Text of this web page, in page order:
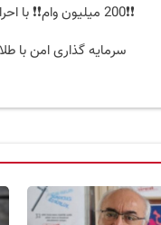
❗❗200 میلیون وام❗❗ با احراز هویت در آبان تتر
سرمایه گذاری امن با